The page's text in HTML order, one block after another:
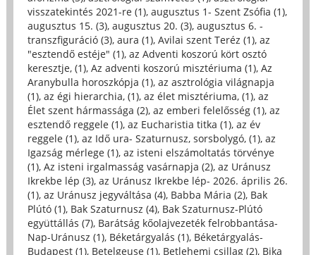
visszatekintés 2021-re (1), augusztus 1- Szent Zsófia (1),
augusztus 15. (3), augusztus 20. (3), augusztus 6. -
transzfiguráció (3), aura (1), Avilai szent Teréz (1), az
"esztendő estéje" (1), az Adventi koszorú kört osztó
keresztje, (1), Az adventi koszorú misztériuma (1), Az
Aranybulla horoszkópja (1), az asztrológia világnapja
(1), az égi hierarchia, (1), az élet misztériuma, (1), az
Élet szent hármassága (2), az emberi felelősség (1), az
esztendő reggele (1), az Eucharistia titka (1), az év
reggele (1), az Idő ura- Szaturnusz, sorsbolygó, (1), az
Igazság mérlege (1), az isteni elszámoltatás törvénye
(1), Az isteni irgalmasság vasárnapja (2), az Uránusz
Ikrekbe lép (3), az Uránusz Ikrekbe lép- 2026. április 26.
(1), az Uránusz jegyváltása (4), Babba Mária (2), Bak
Plútó (1), Bak Szaturnusz (4), Bak Szaturnusz-Plútó
együttállás (7), Barátság kőolajvezeték felrobbantása-
Nap-Uránusz (1), Béketárgyalás (1), Béketárgyalás-
Budapest (1), Betelgeuse (1), Betlehemi csillag (2), Bika